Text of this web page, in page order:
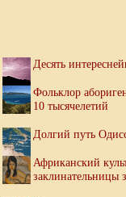
Десять
Фольклор
10 тысячелетий
Долгий путь
Африканский
заклинательницы